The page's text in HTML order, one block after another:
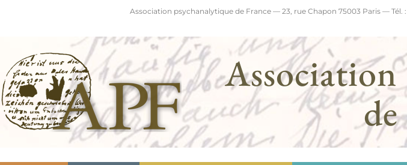
Association psychanalytique de France — 23, rue Chapon 75003 Paris — Tél. :